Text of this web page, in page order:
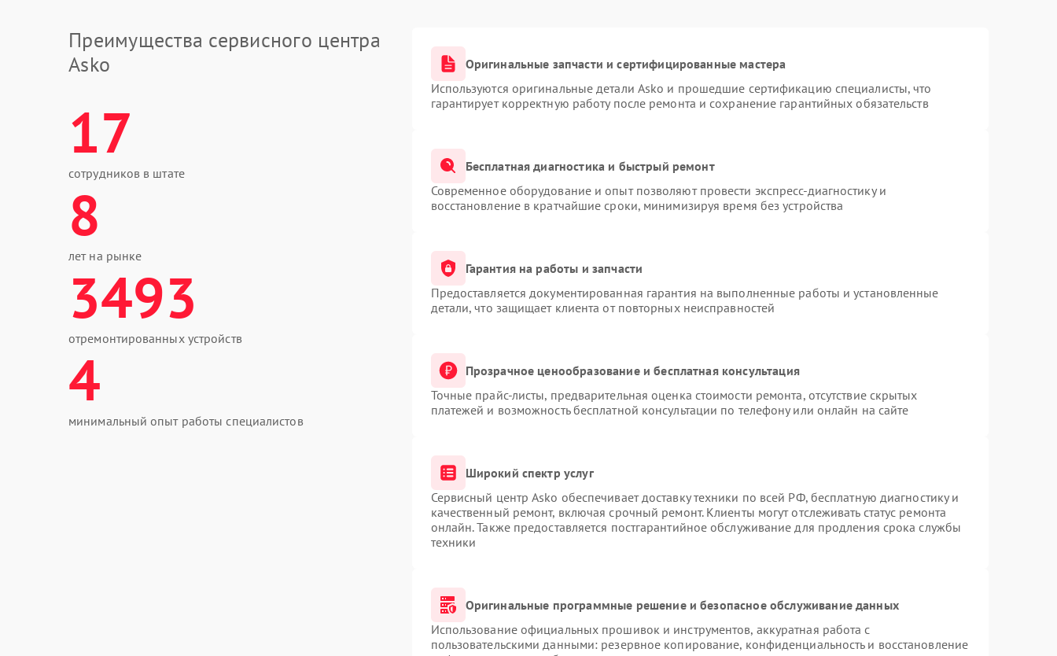
Преимущества сервисного центра
Asko
17
сотрудников в штате
8
лет на рынке
3493
отремонтированных устройств
4
минимальный опыт работы специалистов
Оригинальные запчасти и сертифицированные мастера
Используются оригинальные детали Asko и прошедшие сертификацию специалисты, что
гарантирует корректную работу после ремонта и сохранение гарантийных обязательств
Бесплатная диагностика и быстрый ремонт
Современное оборудование и опыт позволяют провести экспресс-диагностику и
восстановление в кратчайшие сроки, минимизируя время без устройства
Гарантия на работы и запчасти
Предоставляется документированная гарантия на выполненные работы и установленные
детали, что защищает клиента от повторных неисправностей
Прозрачное ценообразование и бесплатная консультация
Точные прайс-листы, предварительная оценка стоимости ремонта, отсутствие скрытых
платежей и возможность бесплатной консультации по телефону или онлайн на сайте
Широкий спектр услуг
Сервисный центр Asko обеспечивает доставку техники по всей РФ, бесплатную диагностику и
качественный ремонт, включая срочный ремонт. Клиенты могут отслеживать статус ремонта
онлайн. Также предоставляется постгарантийное обслуживание для продления срока службы
техники
Оригинальные программные решение и безопасное обслуживание данных
Использование официальных прошивок и инструментов, аккуратная работа с
пользовательскими данными: резервное копирование, конфиденциальность и восстановление